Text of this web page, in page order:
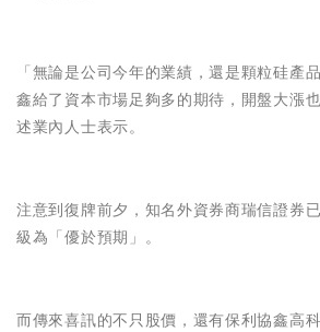
「無論是公司今年的業績，還是顆粒硅產
鑫給了資本市場足夠多的期待，開盤大漲
述業內人士表示。
注意到復牌前夕，知名外資券商瑞信證券
級為「優於預期」。
而傳來喜訊的不只股價，還有保利協鑫高科